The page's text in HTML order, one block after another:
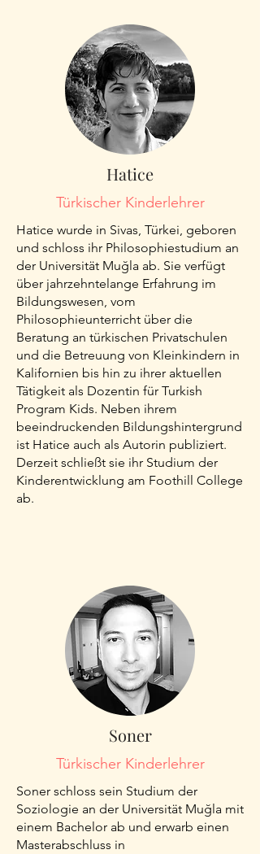
Hatice
Türkischer Kinderlehrer
Hatice wurde in Sivas, Türkei, geboren
und schloss ihr Philosophiestudium an
der Universität Muğla ab. Sie verfügt
über jahrzehntelange Erfahrung im
Bildungswesen, vom
Philosophieunterricht über die
Beratung an türkischen Privatschulen
und die Betreuung von Kleinkindern in
Kalifornien bis hin zu ihrer aktuellen
Tätigkeit als Dozentin für Turkish
Program Kids. Neben ihrem
beeindruckenden Bildungshintergrund
ist Hatice auch als Autorin publiziert.
Derzeit schließt sie ihr Studium der
Kinderentwicklung am Foothill College
ab.
Soner
Türkischer Kinderlehrer
Soner schloss sein Studium der
Soziologie an der Universität Muğla mit
einem Bachelor ab und erwarb einen
Masterabschluss in